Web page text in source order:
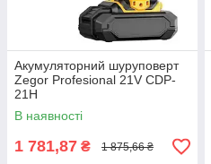
Акумуляторний шуруповерт
Zegor Profesional 21V CDP-
21H
В наявності
1 781,87 ₴ 1 875,66 ₴